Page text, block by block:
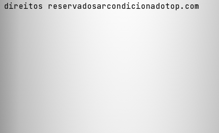
direitos reservadosarcondicionadotop.com